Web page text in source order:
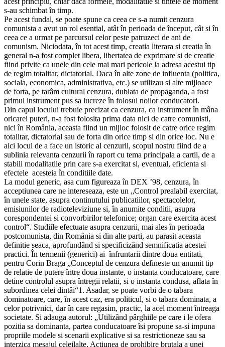
s-au schimbat în timp.
Pe acest fundal, se poate spune ca ceea ce s-a numit cenzura
comunista a avut un rol esential, atât în perioada de început, cât si în
ceea ce a urmat pe parcursul celor peste patruzeci de ani de
comunism. Niciodata, în tot acest timp, creatia literara si creatia în
general n-a fost complet libera, libertatea de exprimare si de creatie
fiind privite ca unele din cele mai mari pericole la adresa acestui tip
de regim totalitar, dictatorial. Daca în alte zone de influenta (politica,
sociala, economica, administrativa, etc.) se utilizau si alte mijloace
de forta, pe tarâm cultural cenzura, dublata de propaganda, a fost
primul instrument pus sa lucreze în folosul noilor conducatori.
Din capul locului trebuie precizat ca cenzura, ca instrument în mâna
oricarei puteri, n-a fost folosita prima data nici de catre comunisti,
nici în România, aceasta fiind un mijloc folosit de catre orice regim
totalitar, dictatorial sau de forta din orice timp si din orice loc. Nu e
aici locul de a face un istoric al cenzurii, scopul nostru fiind de a
sublinia relevanta cenzurii în raport cu tema principala a cartii, de a
stabili modalitatile prin care s-a exercitat si, eventual, eficienta si
efectele acesteia în conditiile date.
La modul generic, asa cum figureaza în DEX ’98, cenzura, în
acceptiunea care ne intereseaza, este un „Control prealabil exercitat,
în unele state, asupra continutului publicatiilor, spectacolelor,
emisiunilor de radioteleviziune si, în anumite conditii, asupra
corespondentei si convorbirilor telefonice; organ care exercita acest
control“. Studiile efectuate asupra cenzurii, mai ales în perioada
postcomunista, din România si din alte parti, au parasit aceasta
definitie seaca, aprofundând si specificizând semnificatia acestei
practici. În termenii (generici) ai înfruntarii dintre doua entitati,
pentru Corin Braga „Conceptul de cenzura defineste un anumit tip
de relatie de putere între doua instante, o instanta conducatoare, care
detine controlul asupra întregii relatii, si o instanta condusa, aflata în
subordinea celei dintâi“1. Asadar, se poate vorbi de o tabara
dominatoare, care, în acest caz, era politicul, si o tabara dominata, a
celor potrivnici, dar în care regasim, practic, la acel moment întreaga
societate. Si adauga autorul: „Utilizând pârghiile pe care i le ofera
pozitia sa dominanta, partea conducatoare îsi propune sa-si impuna
propriile modele si scenarii explicative si sa restrictioneze sau sa
interzica mesajul celeilalte. Actiunea de prohibire brutala a unei